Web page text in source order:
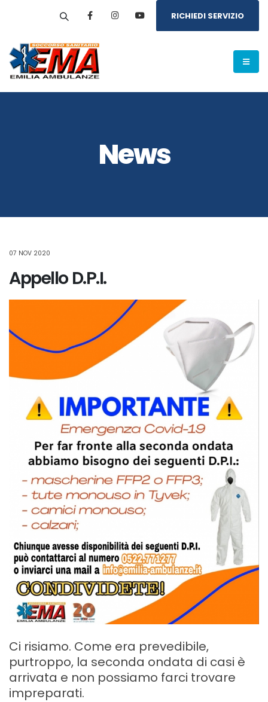
RICHIEDI SERVIZIO
News
07 NOV 2020
Appello D.P.I.
Ci risiamo. Come era prevedibile,
purtroppo, la seconda ondata di casi è
arrivata e non possiamo farci trovare
impreparati.